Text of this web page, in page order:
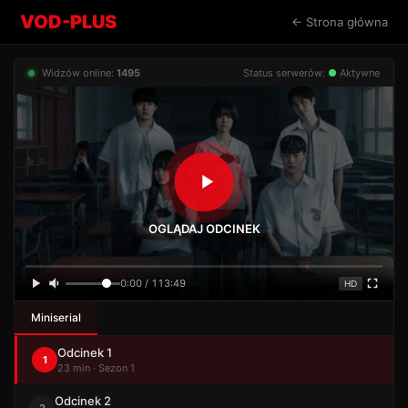
VOD-PLUS ← Strona główna
Widzów online: 1495 Status serwerów: ● Aktywne
OGLĄDAJ ODCINEK
0:00 / 113:49 HD
Miniserial
1 Odcinek 1
23 min · Sezon 1
Odcinek 2